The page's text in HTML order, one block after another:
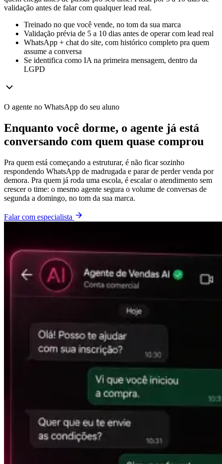
validação antes de falar com qualquer lead real.
Treinado no que você vende, no tom da sua marca
Validação prévia de 5 a 10 dias antes de operar com lead real
WhatsApp + chat do site, com histórico completo pra quem
assume a conversa
Se identifica como IA na primeira mensagem, dentro da
LGPD
O agente no WhatsApp do seu aluno
Enquanto você dorme, o agente já está
conversando com quem quase comprou
Pra quem está começando a estruturar, é não ficar sozinho
respondendo WhatsApp de madrugada e parar de perder venda por
demora. Pra quem já roda uma escola, é escalar o atendimento sem
crescer o time: o mesmo agente segura o volume de conversas de
segunda a domingo, no tom da sua marca.
Falar com especialista